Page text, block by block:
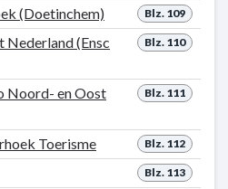
Blz. 109
(Doetinchem)
Blz. 110
Nederland (Ensc
Blz. 111
Noord- en Oost
Blz. 112
Toerisme
Blz. 113